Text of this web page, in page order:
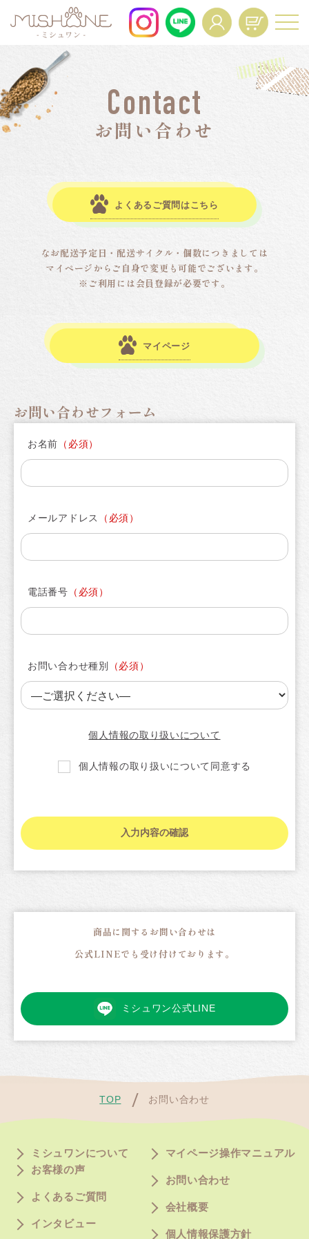
For All Dogs and All Life Stages.
About
商品一覧
Voice
お客様の声
News
ニュース
Mypage Operation
Manual
ル
Regular Service Resume
Calculation
給与量計算
Company
会社概要
個人情報保護方針
Contact
お問い合わせ
よくあるご質問はこちら
なお配送予定日・配送サイクル・個数につきましては
マイページからご自身で変更も可能でございます。
※ご利用には会員登録が必要です。
マイページ
お問い合わせフォーム
お名前
メールアドレス
電話番号
お問い合わせ種別
個人情報の取り扱いについて
個人情報の取り扱いについて同意する
商品に関するお問い合わせは
公式LINEでも受け付けております。
ミシュワン公式LINE
TOP お問い合わせ
ミシュワンについて
お客様の声
よくあるご質問
インタビュー
マイページ操作マニュアル
お問い合わせ
会社概要
個人情報保護方針